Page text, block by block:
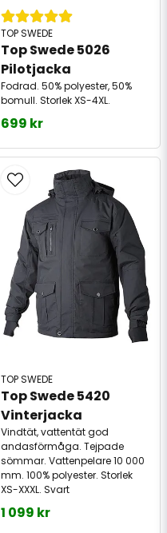
TOP SWEDE
Top Swede 5026
Pilotjacka
Fodrad. 50% polyester, 50%
bomull. Storlek XS-4XL.
699 kr
TOP SWEDE
Top Swede 5420
Vinterjacka
Vindtät, vattentät god
andasförmåga. Tejpade
sömmar. Vattenpelare 10 000
mm. 100% polyester. Storlek
XS-XXXL. Svart
1 099 kr